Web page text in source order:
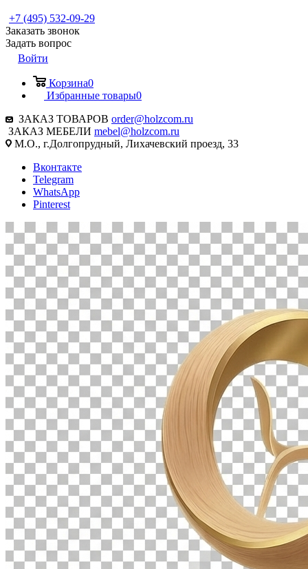
+7 (495) 532-09-29
Заказать звонок
Задать вопрос
Войти
Корзина0
Избранные товары0
ЗАКАЗ ТОВАРОВ order@holzcom.ru
ЗАКАЗ МЕБЕЛИ mebel@holzcom.ru
М.О., г.Долгопрудный, Лихачевский проезд, 33
Вконтакте
Telegram
WhatsApp
Pinterest